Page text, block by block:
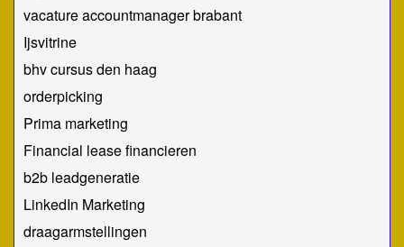
vacature accountmanager brabant
Ijsvitrine
bhv cursus den haag
orderpicking
Prima marketing
Financial lease financieren
b2b leadgeneratie
LinkedIn Marketing
draagarmstellingen